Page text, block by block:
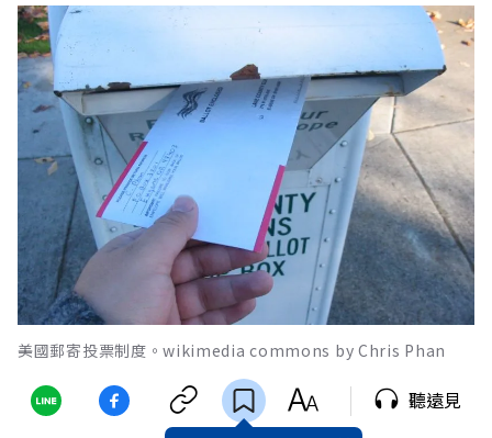
美國郵寄投票制度。wikimedia commons by Chris Phan
聽遠見